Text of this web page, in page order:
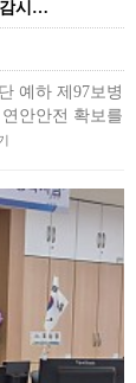
감시…
예하 제97보병
안안전 확보를